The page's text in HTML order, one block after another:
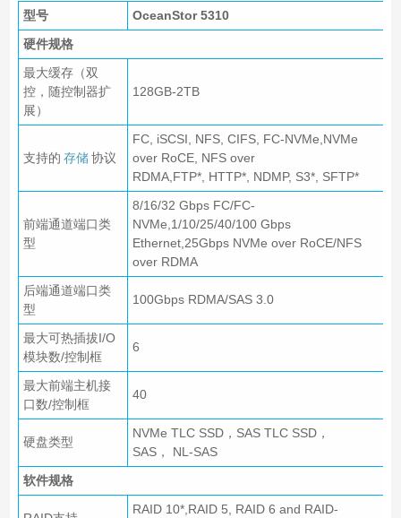
型号
OceanStor 5310
硬件规格
最大缓存（双
控，随控制器扩
展）
128GB-2TB
支持的 存储 协议
FC, iSCSI, NFS, CIFS, FC-NVMe,NVMe
over RoCE, NFS over
RDMA,FTP*, HTTP*, NDMP, S3*, SFTP*
前端通道端口类
型
8/16/32 Gbps FC/FC-
NVMe,1/10/25/40/100 Gbps
Ethernet, 25Gbps NVMe over RoCE/NFS
over RDMA
后端通道端口类
型
100Gbps RDMA/SAS 3.0
最大可热插拔I/O
模块数/控制框
6
最大前端主机接
口数/控制框
40
硬盘类型
NVMe TLC SSD，SAS TLC SSD，
SAS， NL-SAS
软件规格
RAID 10*,RAID 5, RAID 6 and RAID-